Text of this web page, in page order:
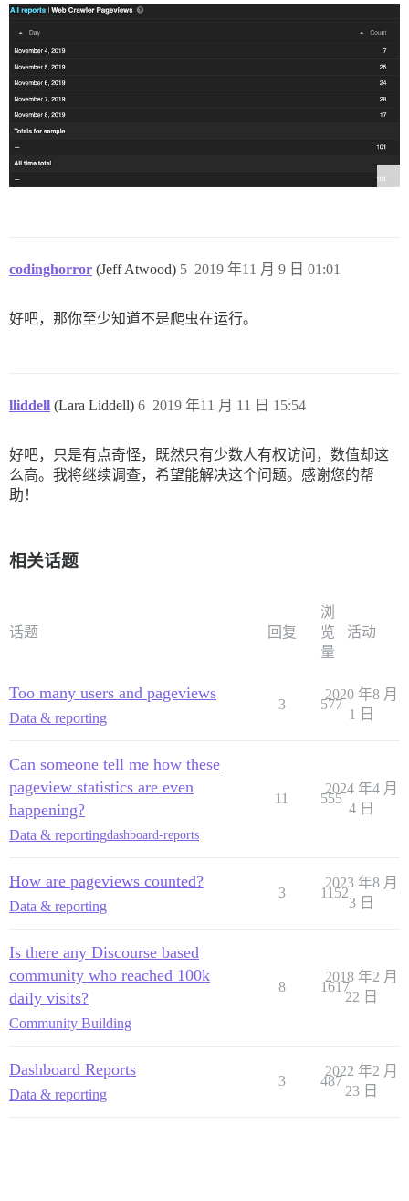
codinghorror (Jeff Atwood) 2019 年11 月 9 日 01:01
5
好吧，那你至少知道不是爬虫在运行。
lliddell (Lara Liddell) 2019 年11 月 11 日 15:54
6
好吧，只是有点奇怪，既然只有少数人有权访问，数值却这
么高。我将继续调查，希望能解决这个问题。感谢您的帮
助！
相关话题
话题 回复
浏
览
量
活动
Too many users and pageviews
Data & reporting
3 577
2020 年8 月
1 日
Can someone tell me how these
pageview statistics are even
happening?
Data & reportingdashboard-reports
11 555
2024 年4 月
4 日
How are pageviews counted?
Data & reporting
3 1152
2023 年8 月
3 日
Is there any Discourse based
community who reached 100k
daily visits?
Community Building
8 1617
2018 年2 月
22 日
Dashboard Reports
Data & reporting
3 487
2022 年2 月
23 日